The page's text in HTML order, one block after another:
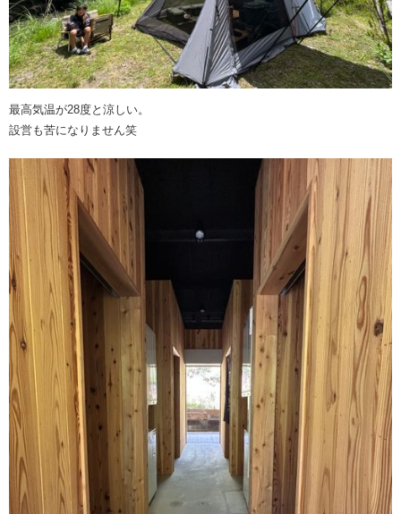
最高気温が28度と涼しい。
設営も苦になりません笑